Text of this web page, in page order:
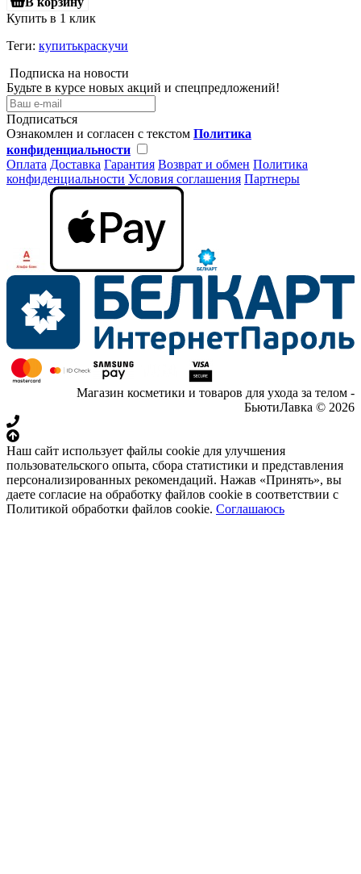
Купить в 1 клик
Теги: купитькраскучи
Подписка на новости
Будьте в курсе новых акций и спецпредложений!
Подписаться
Ознакомлен и согласен с текстом Политика
конфиденциальности
Оплата Доставка Гарантия Возврат и обмен Политика
конфиденциальности Условия соглашения Партнеры
Магазин косметики и товаров для ухода за телом -
БьютиЛавка © 2026
Наш сайт использует файлы cookie для улучшения
пользовательского опыта, сбора статистики и представления
персонализированных рекомендаций. Нажав «Принять», вы
даете согласие на обработку файлов cookie в соответствии с
Политикой обработки файлов cookie. Соглашаюсь